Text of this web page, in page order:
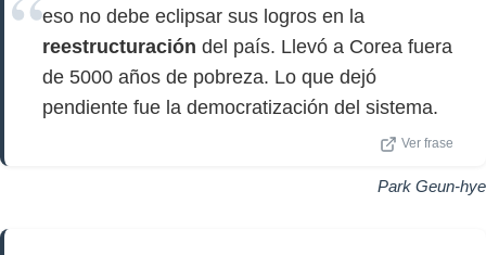
eso no debe eclipsar sus logros en la
reestructuración del país. Llevó a Corea fuera
de 5000 años de pobreza. Lo que dejó
pendiente fue la democratización del sistema.
Ver frase
Park Geun-hye